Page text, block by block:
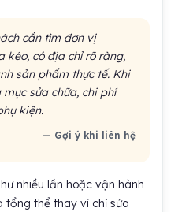
cần tìm đơn vị
kéo, có địa chỉ rõ ràng,
sản phẩm thực tế. Khi
sửa chữa, chi phí
kiện.
— Gợi ý khi liên hệ
nhiều lần hoặc vận hành
tổng thể thay vì chỉ sửa